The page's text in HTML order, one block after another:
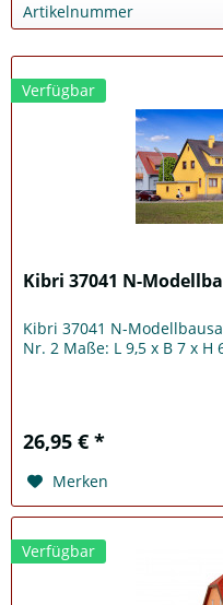
Verfügbar
Kibri 37041 N-
Kibri 37041 N-
Nr. 2 Maße: L 9,5 x B 7 x H
26,95 € *
Merken
Verfügbar